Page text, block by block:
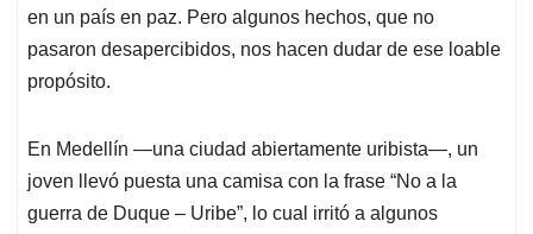
en un país en paz. Pero algunos hechos, que no
pasaron desapercibidos, nos hacen dudar de ese loable
propósito.
En Medellín —una ciudad abiertamente uribista—, un
joven llevó puesta una camisa con la frase “No a la
guerra de Duque – Uribe”, lo cual irritó a algunos